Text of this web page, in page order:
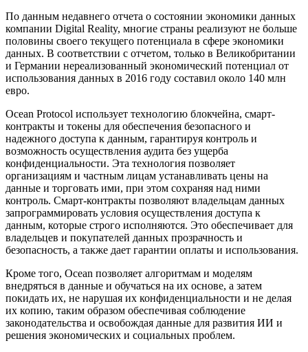
По данным недавнего отчета о состоянии экономики данных
компании Digital Reality, многие страны реализуют не больше
половины своего текущего потенциала в сфере экономики
данных. В соответствии с отчетом, только в Великобритании
и Германии нереализованный экономический потенциал от
использования данных в 2016 году составил около 140 млн
евро.
Ocean Protocol использует технологию блокчейна, смарт-
контракты и токены для обеспечения безопасного и
надежного доступа к данным, гарантируя контроль и
возможность осуществления аудита без ущерба
конфиденциальности. Эта технология позволяет
организациям и частным лицам устанавливать цены на
данные и торговать ими, при этом сохраняя над ними
контроль. Смарт-контракты позволяют владельцам данных
запрограммировать условия осуществления доступа к
данным, которые строго исполняются. Это обеспечивает для
владельцев и покупателей данных прозрачность и
безопасность, а также дает гарантии оплаты и использования.
Кроме того, Ocean позволяет алгоритмам и моделям
внедряться в данные и обучаться на их основе, а затем
покидать их, не нарушая их конфиденциальности и не делая
их копию, таким образом обеспечивая соблюдение
законодательства и освобождая данные для развития ИИ и
решения экономических и социальных проблем.